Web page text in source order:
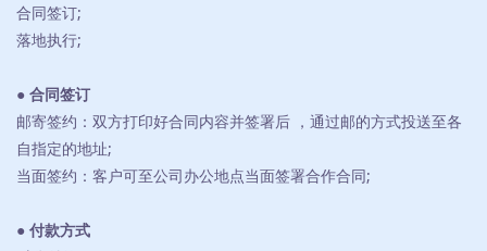
合同签订;
落地执行;
● 合同签订
邮寄签约：双方打印好合同内容并签署后 ，通过邮的方式投送至各
自指定的地址;
当面签约：客户可至公司办公地点当面签署合作合同;
● 付款方式